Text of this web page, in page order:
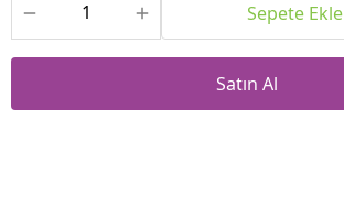
Sepete Ekle
Satın Al